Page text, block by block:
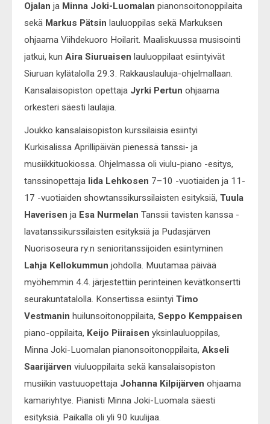
Ojalan ja Minna Joki-Luomalan pianonsoitonoppilaita
sekä Markus Pätsin lauluoppilas sekä Markuksen
ohjaama Viihdekuoro Hoilarit. Maaliskuussa musisointi
jatkui, kun Aira Siuruaisen lauluoppilaat esiintyivät
Siuruan kylätalolla 29.3. Rakkauslauluja-ohjelmallaan.
Kansalaisopiston opettaja Jyrki Pertun ohjaama
orkesteri säesti laulajia.
Joukko kansalaisopiston kurssilaisia esiintyi
Kurkisalissa Aprillipäivän pienessä tanssi- ja
musiikkituokiossa. Ohjelmassa oli viulu-piano -esitys,
tanssinopettaja Iida Lehkosen 7–10 -vuotiaiden ja 11-
17 -vuotiaiden showtanssikurssilaisten esityksiä, Tuula
Haverisen ja Esa Nurmelan Tanssii tavisten kanssa -
lavatanssikurssilaisten esityksiä ja Pudasjärven
Nuorisoseura ry:n senioritanssijoiden esiintyminen
Lahja Kellokummun johdolla. Muutamaa päivää
myöhemmin 4.4. järjestettiin perinteinen kevätkonsertti
seurakuntatalolla. Konsertissa esiintyi Timo
Vestmanin huilunsoitonoppilaita, Seppo Kemppaisen
piano-oppilaita, Keijo Piiraisen yksinlauluoppilas,
Minna Joki-Luomalan pianonsoitonoppilaita, Akseli
Saarijärven viuluoppilaita sekä kansalaisopiston
musiikin vastuuopettaja Johanna Kilpijärven ohjaama
kamariyhtye. Pianisti Minna Joki-Luomala säesti
esityksiä. Paikalla oli yli 90 kuulijaa.